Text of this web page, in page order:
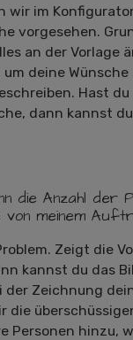
wir im
vorgesehen.
an der Vorlage
deine Wünsche
Hast du
dann kannst
die Anzahl der
meinem
Zeigt die
kannst du das
der Zeichnung
die
Personen hinzu,